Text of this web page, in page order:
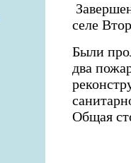
селе
Были
два
Общая